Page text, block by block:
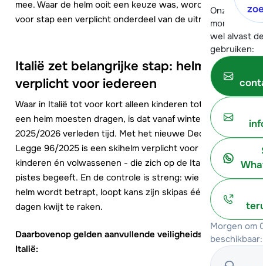
Onze
moment
wel alvast
gebruiken:
Morgen om
beschikbaar:
mee. Waar de helm ooit een keuze was, wordt hij stap
voor stap een verplicht onderdeel van de uitrusting.
Italië zet belangrijke stap: helm
verplicht voor iedereen
Waar in Italië tot voor kort alleen kinderen tot 18 jaar
een helm moesten dragen, is dat vanaf winter
2025/2026 verleden tijd. Met het nieuwe Decreto-
Legge 96/2025 is een skihelm verplicht voor iedereen -
kinderen én volwassenen - die zich op de Italiaanse
pistes begeeft. En de controle is streng: wie zonder
helm wordt betrapt, loopt kans zijn skipas één tot drie
dagen kwijt te raken.
Daarbovenop gelden aanvullende veiligheidsregels in
Italië: